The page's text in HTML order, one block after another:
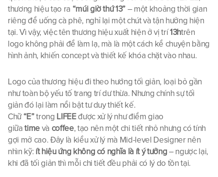
thương hiệu tạo ra “múi giờ thứ 13” – một khoảng thời gian
riêng để uống cà phê, nghỉ lại một chút và tận hưởng hiện
tại. Vì vậy, việc tên thương hiệu xuất hiện ở vị trí 13htrên
logo không phải để làm lạ, mà là một cách kể chuyện bằng
hình ảnh, khiến concept và thiết kế khóa chặt vào nhau.
Logo của thương hiệu đi theo hướng tối giản, loại bỏ gần
như toàn bộ yếu tố trang trí dư thừa. Nhưng chính sự tối
giản đó lại làm nổi bật tư duy thiết kế.
Chữ “E” trong LIFEE được xử lý như điểm giao
giữa time và coffee, tạo nên một chi tiết nhỏ nhưng có tính
gợi mở cao. Đây là kiểu xử lý mà Mid-level Designer nên
nhìn kỹ: ít hiệu ứng không có nghĩa là ít ý tưởng – ngược lại,
khi đã tối giản thì mỗi chi tiết đều phải có lý do tồn tại.